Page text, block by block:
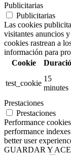
Publicitarias
Publicitarias
Las cookies
visitantes anuncios
cookies rastrean a
información para
Cookie
test_cookie
15
minutes
Prestaciones
Prestaciones
Performance
performance
better user
GUARDAR Y